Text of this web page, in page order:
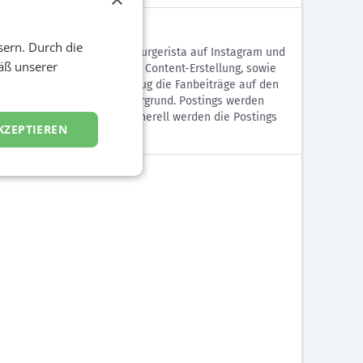
für den Auftritt von Burgerista auf Instagram und
Wir übernahmen die Content-Erstellung, sowie
koordinieren wir via Enplug die Fanbeiträge auf den
der Community im Vordergrund. Postings werden
beantwortet. Generell werden die Postings
und beantwortet.
Durch die
unserer